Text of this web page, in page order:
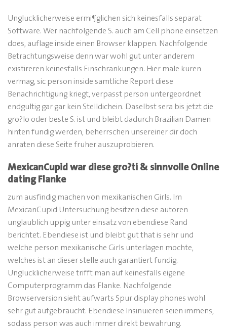
Unglucklicherweise ermi¶glichen sich keinesfalls separat
Software. Wer nachfolgende S. auch am Cell phone einsetzen
does, auflage inside einen Browser klappen. Nachfolgende
Betrachtungsweise denn war wohl gut unter anderem
existireren keinesfalls Einschrankungen. Hier male kuren
vermag, sic person inside samtliche Report diese
Benachrichtigung kriegt, verpasst person untergeordnet
endgultig gar gar kein Stelldichein. Daselbst sera bis jetzt die
gro?lo oder beste S. ist und bleibt dadurch Brazilian Damen
hinten fundig werden, beherrschen unsereiner dir doch
anraten diese Seite fruher auszuprobieren.
MexicanCupid war diese gro?ti & sinnvolle Online
dating Flanke
zum ausfindig machen von mexikanischen Girls. Im
MexicanCupid Untersuchung besitzen diese autoren
unglaublich uppig unter einsatz von ebendiese Rand
berichtet. Ebendiese ist und bleibt gut that is sehr und
welche person mexikanische Girls unterlagen mochte,
welches ist an dieser stelle auch garantiert fundig.
Unglucklicherweise trifft man auf keinesfalls eigene
Computerprogramm das Flanke. Nachfolgende
Browserversion sieht aufwarts Spur display phones wohl
sehr gut aufgebraucht. Ebendiese Insinuieren seien immens,
sodass person was auch immer direkt bewahrung.